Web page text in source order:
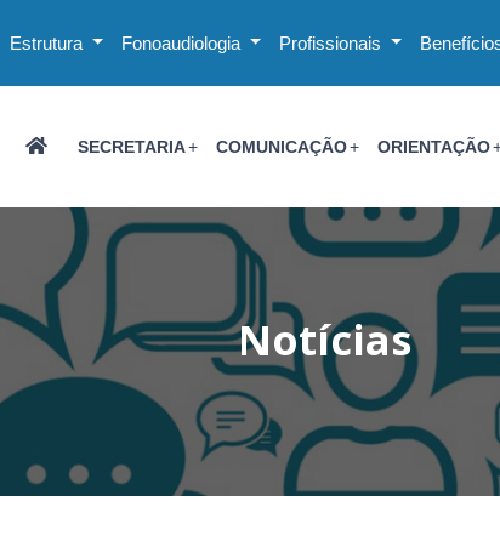
Estrutura Fonoaudiologia Profissionais
SECRETARIA COMUNICAÇÃO ORIENTAÇÃO
Notícias